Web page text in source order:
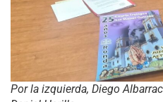
Por la izquierda, Diego